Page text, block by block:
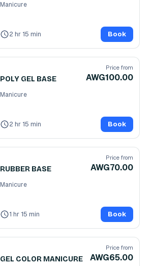
Manicure
2 hr 15 min Book
POLY GEL BASE
Price from
AWG100.00
Manicure
2 hr 15 min Book
RUBBER BASE
Price from
AWG70.00
Manicure
1 hr 15 min Book
GEL COLOR MANICURE
Price from
AWG65.00